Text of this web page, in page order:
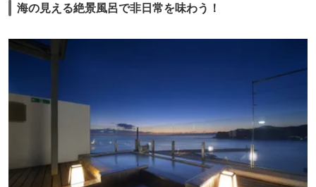
海の見える絶景風呂で非日常を味わう！